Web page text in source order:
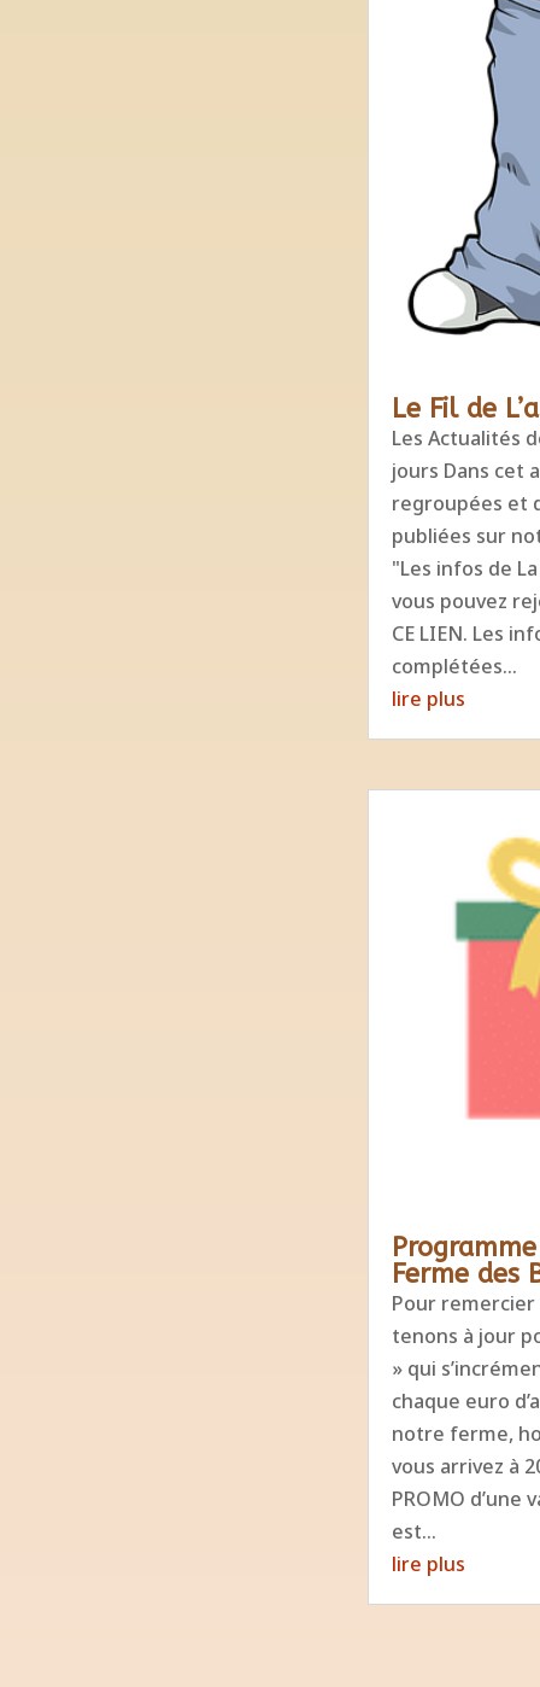
Le Fil de
Les Actualités
jours Dans cet
regroupées et
publiées sur
"Les infos de
vous pouvez
CE LIEN. Les
complétées...
lire plus
Ferme des
Pour
tenons à jour
» qui
chaque euro
notre ferme,
vous arrivez à
PROMO d’une
est...
lire plus